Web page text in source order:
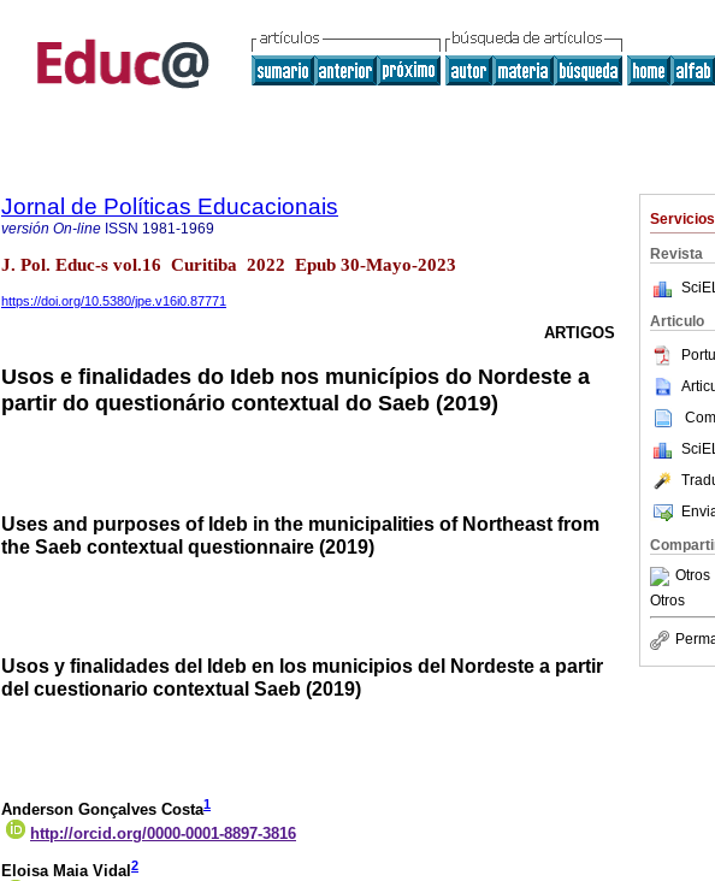
Revista
Articulo
Otros
Otros
Jornal de Políticas Educacionais
versión On-line ISSN 1981-1969
J. Pol. Educ-s vol.16 Curitiba 2022 Epub 30-Mayo-2023
https://doi.org/10.5380/jpe.v16i0.87771
ARTIGOS
Usos e finalidades do Ideb nos municípios do Nordeste a
partir do questionário contextual do Saeb (2019)
Uses and purposes of Ideb in the municipalities of Northeast from
the Saeb contextual questionnaire (2019)
Usos y finalidades del Ideb en los municipios del Nordeste a partir
del cuestionario contextual Saeb (2019)
Anderson Gonçalves Costa1
http://orcid.org/0000-0001-8897-3816
Eloisa Maia Vidal 2